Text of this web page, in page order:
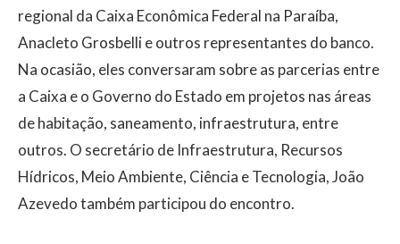
regional da Caixa Econômica Federal na Paraíba,
Anacleto Grosbelli e outros representantes do banco.
Na ocasião, eles conversaram sobre as parcerias entre
a Caixa e o Governo do Estado em projetos nas áreas
de habitação, saneamento, infraestrutura, entre
outros. O secretário de Infraestrutura, Recursos
Hídricos, Meio Ambiente, Ciência e Tecnologia, João
Azevedo também participou do encontro.